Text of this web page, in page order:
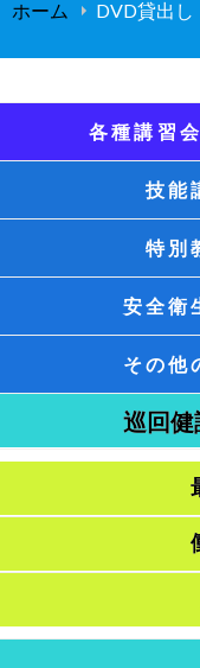
ホーム DVD貸出し
各種講習
技能
特別
安全衛
その他
巡回健